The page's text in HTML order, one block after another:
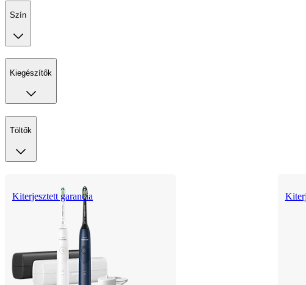
Szín
Kiegészítők
Töltők
Kiterjesztett garancia